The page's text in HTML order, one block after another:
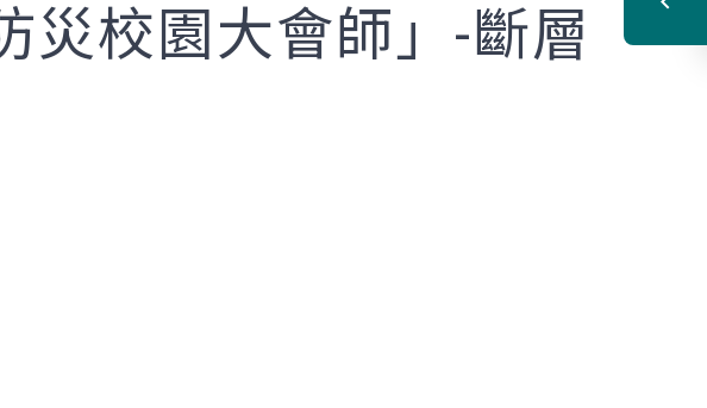
災校園大會師」-斷層